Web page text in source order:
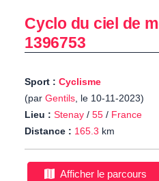
Cyclo du ciel de
1396753
Sport : Cyclisme
(par Gentils, le 10-11-2023)
Lieu : Stenay / 55 / France
Distance : 165.3 km
Afficher le parcours